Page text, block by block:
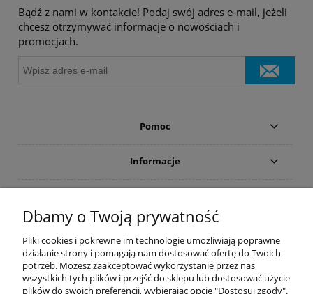
Bądź z nami w kontakcie! Podaj swój adres e-mail, jeżeli
chcesz otrzymywać informacje o nowościach i
promocjach.
Pomoc
Informacje
PRODUCENCI
Dbamy o Twoją prywatność
Pliki cookies i pokrewne im technologie umożliwiają poprawne
działanie strony i pomagają nam dostosować ofertę do Twoich
potrzeb. Możesz zaakceptować wykorzystanie przez nas
wszystkich tych plików i przejść do sklepu lub dostosować użycie
plików do swoich preferencji, wybierając opcję "Dostosuj zgody".